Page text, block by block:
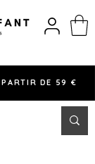
DE 59 €